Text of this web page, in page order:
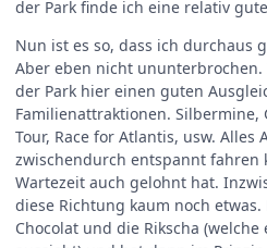
der Park finde ich eine relativ
Nun ist es so, dass ich durchaus
Aber eben nicht
der Park hier einen guten
Familienattraktionen. Silbermine,
Tour, Race for Atlantis, usw. Alles
zwischendurch entspannt fahren
Wartezeit auch gelohnt hat.
diese Richtung kaum noch
Chocolat und die Rikscha